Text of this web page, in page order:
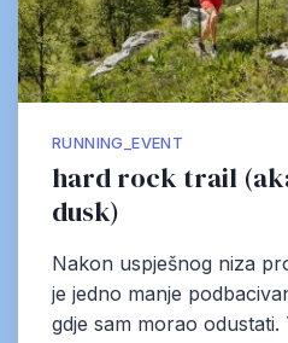
RUNNING_EVENT
hard rock trail
dusk)
Nakon uspješnog niza
je jedno manje
gdje sam morao